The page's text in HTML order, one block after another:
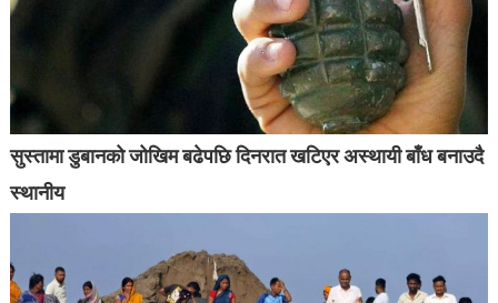
सुस्तामा डुबानको जोखिम बढेपछि दिनरात खटिएर अस्थायी बाँध बनाउदै
स्थानीय